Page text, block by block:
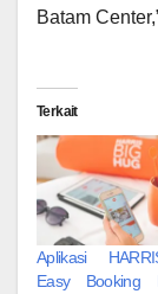
Batam
Terkait
Aplikasi
Easy Booking